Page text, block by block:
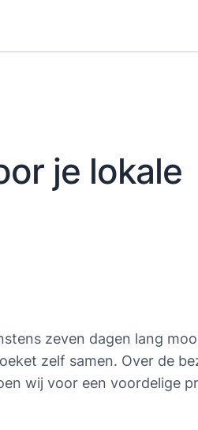
je lokale
zeven dagen lang
zelf samen. Over de
wij voor een voordelige